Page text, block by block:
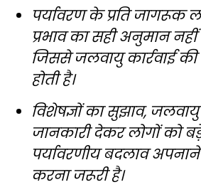
पर्यावरण के प्रति जागरूक
प्रभाव का सही अनुमान
जिससे जलवायु कार्रवाई की
होती है।
विशेषज्ञों का सुझाव,
जानकारी देकर लोगों को
पर्यावरणीय बदलाव
करना जरूरी है।